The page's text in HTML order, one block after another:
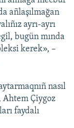
añlaşılmağan
ayrı-ayrı
bugün mında
kerek», –
nasıl
Ahtem Çiygoz
faydalı